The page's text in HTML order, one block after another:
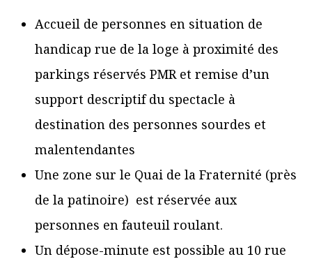
Accueil de personnes en situation de
handicap rue de la loge à proximité des
parkings réservés PMR et remise d’un
support descriptif du spectacle à
destination des personnes sourdes et
malentendantes
Une zone sur le Quai de la Fraternité (près
de la patinoire) est réservée aux
personnes en fauteuil roulant.
Un dépose-minute est possible au 10 rue